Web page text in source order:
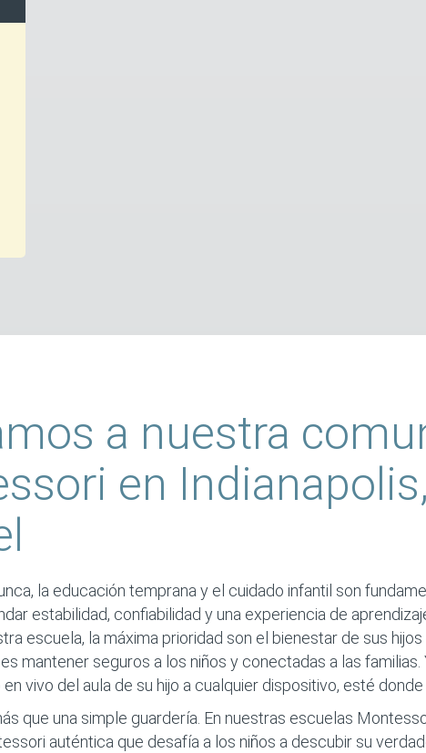
a nuestra
en Indianapolis,
la educación temprana y el cuidado infantil son
estabilidad, confiabilidad y una experiencia de
escuela, la máxima prioridad son el bienestar de sus hijos
mantener seguros a los niños y conectadas a las
vivo del aula de su hijo a cualquier dispositivo, esté
que una simple guardería. En nuestras escuelas
auténtica que desafía a los niños a descubir su